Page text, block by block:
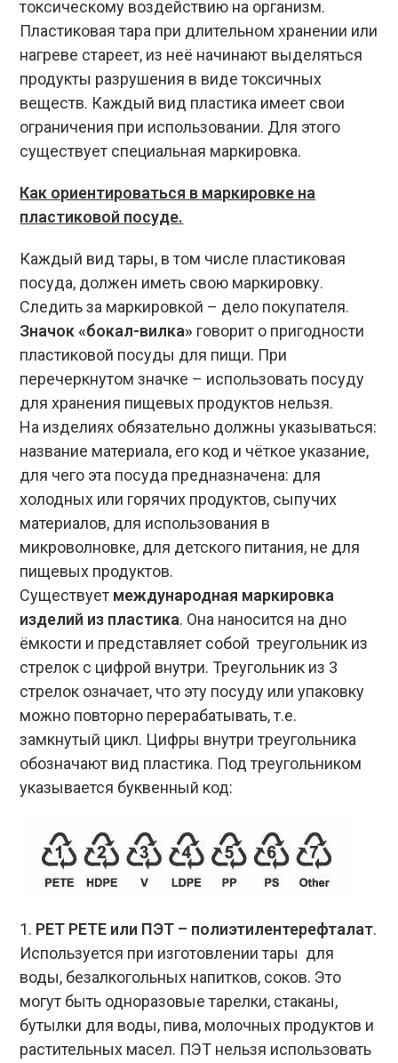
токсическому воздействию на организм.
Пластиковая тара при длительном хранении или
нагреве стареет, из неё начинают выделяться
продукты разрушения в виде токсичных
веществ. Каждый вид пластика имеет свои
ограничения при использовании. Для этого
существует специальная маркировка.
Как ориентироваться в маркировке на
пластиковой посуде.
Каждый вид тары, в том числе пластиковая
посуда, должен иметь свою маркировку.
Следить за маркировкой – дело покупателя.
Значок «бокал-вилка» говорит о пригодности
пластиковой посуды для пищи. При
перечеркнутом значке – использовать посуду
для хранения пищевых продуктов нельзя.
На изделиях обязательно должны указываться:
название материала, его код и чёткое указание,
для чего эта посуда предназначена: для
холодных или горячих продуктов, сыпучих
материалов, для использования в
микроволновке, для детского питания, не для
пищевых продуктов.
Существует международная маркировка
изделий из пластика. Она наносится на дно
ёмкости и представляет собой треугольник из
стрелок с цифрой внутри. Треугольник из 3
стрелок означает, что эту посуду или упаковку
можно повторно перерабатывать, т.е.
замкнутый цикл. Цифры внутри треугольника
обозначают вид пластика. Под треугольником
указывается буквенный код:
1. PET PETE или ПЭТ – полиэтилентерефталат.
Используется при изготовлении тары для
воды, безалкогольных напитков, соков. Это
могут быть одноразовые тарелки, стаканы,
бутылки для воды, пива, молочных продуктов и
растительных масел. ПЭТ нельзя использовать